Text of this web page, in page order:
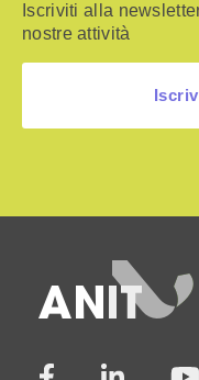
Iscriviti alla
nostre attività